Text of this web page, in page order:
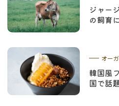
ジャー
の飼育
オー
韓国風
国で話